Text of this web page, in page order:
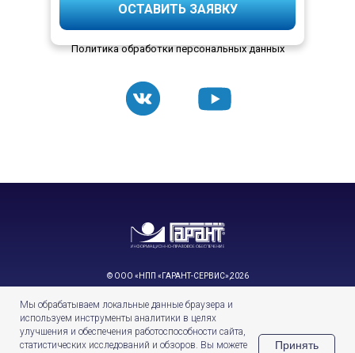
ОСТАВИТЬ ЗАЯВКУ
Политика обработки персональных данных
© ООО «НПП «ГАРАНТ-СЕРВИС»,2026
Система ГАРАНТ выпускается с 1990 года. Компания
«Гарант» и её партнёры являются участниками Российской
ассоциации правовой информации ГАРАНТ.
119234, г. Москва, Ленинские горы ул., д. 1, стр. 77
Мы обрабатываем локальные данные браузера и
используем инструменты аналитики в целях
улучшения и обеспечения работоспособности сайта,
статистических исследований и обзоров. Вы можете
Принять